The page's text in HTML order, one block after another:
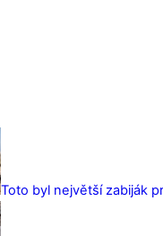
Toto byl největší zabiják